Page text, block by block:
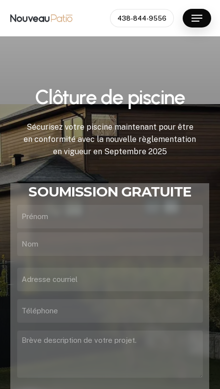
438-844-9556
Clôturede piscine
Sécurisez votre piscine maintenant pour être
en conformité avec la nouvelle règlementation
en vigueur en Septembre 2025
SOUMISSION GRATUITE
Votre